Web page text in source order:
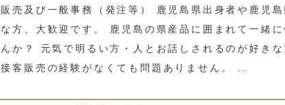
販売及び一般事務（発注等） 鹿児島県出身者や鹿児島
な方、大歓迎です。 鹿児島の県産品に囲まれて一緒
んか？ 元気で明るい方・人とお話しされるのが好きな
接客販売の経験がなくても問題ありません。 …